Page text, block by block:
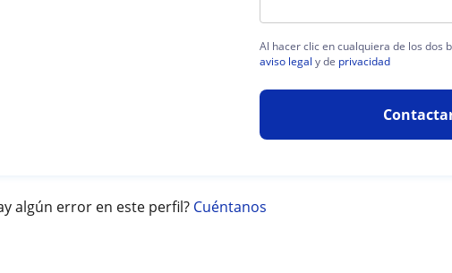
Al hacer clic en cualquiera de los dos
aviso legal y de privacidad
algún error en este perfil? Cuéntanos